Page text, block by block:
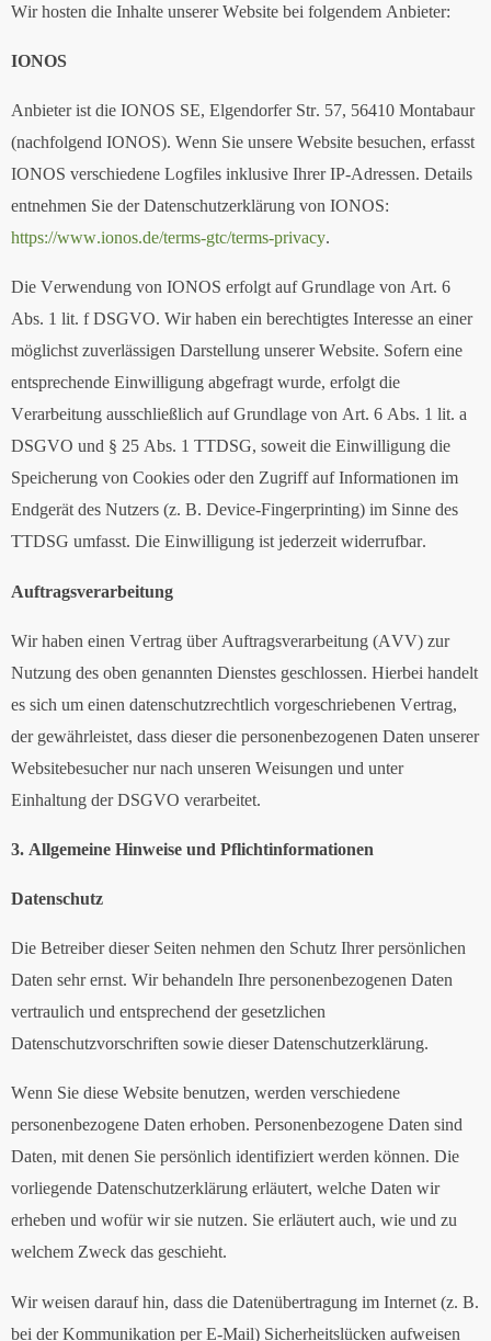
Wir hosten die Inhalte unserer Website bei folgendem Anbieter:
IONOS
Anbieter ist die IONOS SE, Elgendorfer Str. 57, 56410 Montabaur
(nachfolgend IONOS). Wenn Sie unsere Website besuchen, erfasst
IONOS verschiedene Logfiles inklusive Ihrer IP-Adressen. Details
entnehmen Sie der Datenschutzerklärung von IONOS:
https://www.ionos.de/terms-gtc/terms-privacy.
Die Verwendung von IONOS erfolgt auf Grundlage von Art. 6
Abs. 1 lit. f DSGVO. Wir haben ein berechtigtes Interesse an einer
möglichst zuverlässigen Darstellung unserer Website. Sofern eine
entsprechende Einwilligung abgefragt wurde, erfolgt die
Verarbeitung ausschließlich auf Grundlage von Art. 6 Abs. 1 lit. a
DSGVO und § 25 Abs. 1 TTDSG, soweit die Einwilligung die
Speicherung von Cookies oder den Zugriff auf Informationen im
Endgerät des Nutzers (z. B. Device-Fingerprinting) im Sinne des
TTDSG umfasst. Die Einwilligung ist jederzeit widerrufbar.
Auftragsverarbeitung
Wir haben einen Vertrag über Auftragsverarbeitung (AVV) zur
Nutzung des oben genannten Dienstes geschlossen. Hierbei handelt
es sich um einen datenschutzrechtlich vorgeschriebenen Vertrag,
der gewährleistet, dass dieser die personenbezogenen Daten unserer
Websitebesucher nur nach unseren Weisungen und unter
Einhaltung der DSGVO verarbeitet.
3. Allgemeine Hinweise und Pflichtinformationen
Datenschutz
Die Betreiber dieser Seiten nehmen den Schutz Ihrer persönlichen
Daten sehr ernst. Wir behandeln Ihre personenbezogenen Daten
vertraulich und entsprechend der gesetzlichen
Datenschutzvorschriften sowie dieser Datenschutzerklärung.
Wenn Sie diese Website benutzen, werden verschiedene
personenbezogene Daten erhoben. Personenbezogene Daten sind
Daten, mit denen Sie persönlich identifiziert werden können. Die
vorliegende Datenschutzerklärung erläutert, welche Daten wir
erheben und wofür wir sie nutzen. Sie erläutert auch, wie und zu
welchem Zweck das geschieht.
Wir weisen darauf hin, dass die Datenübertragung im Internet (z. B.
bei der Kommunikation per E-Mail) Sicherheitslücken aufweisen